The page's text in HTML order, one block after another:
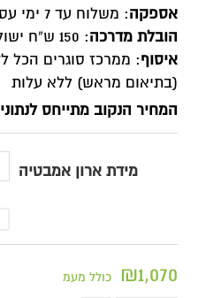
אספקה: משלוח עד 7 ימי עסקים
הובלת מדרכה: 150 ש”ח ישולם למוביל
איסוף
(בתיאום מראש) ללא עלות
המחיר הנקוב מתייחס
מידת ארון אמבטיה
₪1,070 כולל מעמ